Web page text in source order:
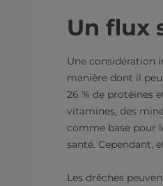
Un flux
Une considération
manière dont il
26 % de protéines
vitamines, des
comme base pour
santé. Cependant,
Les drêches